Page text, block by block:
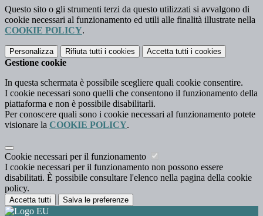
Questo sito o gli strumenti terzi da questo utilizzati si avvalgono di
cookie necessari al funzionamento ed utili alle finalità illustrate nella
COOKIE POLICY.
Personalizza Rifiuta tutti i cookies Accetta tutti i cookies
Gestione cookie
In questa schermata è possibile scegliere quali cookie consentire.
I cookie necessari sono quelli che consentono il funzionamento della
piattaforma e non è possibile disabilitarli.
Per conoscere quali sono i cookie necessari al funzionamento potete
visionare la COOKIE POLICY.
Cookie necessari per il funzionamento
I cookie necessari per il funzionamento non possono essere
disabilitati. È possibile consultare l'elenco nella pagina della cookie
policy.
Accetta tutti Salva le preferenze